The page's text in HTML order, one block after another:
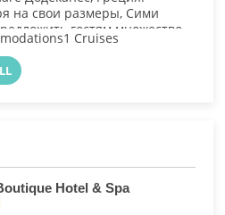
на свои размеры, Сими
гостям множество
1 Cruises
Hotel & Spa